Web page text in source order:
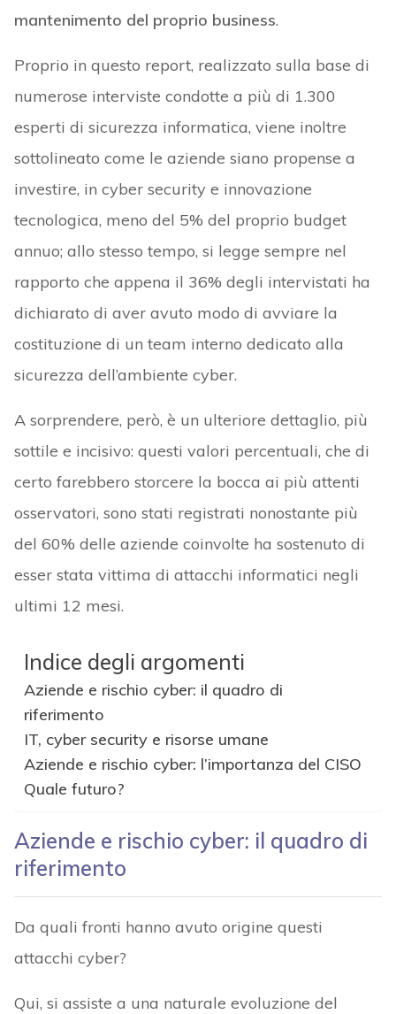
mantenimento del proprio business.
Proprio in questo report, realizzato sulla base di
numerose interviste condotte a più di 1.300
esperti di sicurezza informatica, viene inoltre
sottolineato come le aziende siano propense a
investire, in cyber security e innovazione
tecnologica, meno del 5% del proprio budget
annuo; allo stesso tempo, si legge sempre nel
rapporto che appena il 36% degli intervistati ha
dichiarato di aver avuto modo di avviare la
costituzione di un team interno dedicato alla
sicurezza dell’ambiente cyber.
A sorprendere, però, è un ulteriore dettaglio, più
sottile e incisivo: questi valori percentuali, che di
certo farebbero storcere la bocca ai più attenti
osservatori, sono stati registrati nonostante più
del 60% delle aziende coinvolte ha sostenuto di
esser stata vittima di attacchi informatici negli
ultimi 12 mesi.
Indice degli argomenti
Aziende e rischio cyber: il quadro di
riferimento
IT, cyber security e risorse umane
Aziende e rischio cyber: l’importanza del CISO
Quale futuro?
Aziende e rischio cyber: il quadro di
riferimento
Da quali fronti hanno avuto origine questi
attacchi cyber?
Qui, si assiste a una naturale evoluzione del